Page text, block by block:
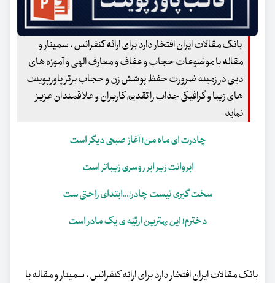
بانک مقالات ایران افتخار دارد برای ارائه کنفرانس ، سمینار و
مقاله با موضوعات حجاب و عفاف و معارف الهی و آموزه های
دینی در زمینه ضرورت حفظ پوشش زن و حجاب برتر پاورپوینت
های زیبا و گرافیکی جذاب را تقدیم کاربران و علاقمندان عزیز
نماید
چادرت ای ماه من! آغاز صبحی دیگر است
ابروانت زیر ابر روسری زیباتر است
سخت گیری نیست چادر!…ابتدای راحتی ست
دخترم! این بهترین ارثیّه ی یک مادر است
بانک مقالات ایران افتخار دارد برای ارائه کنفرانس ، سمینار و مقاله با